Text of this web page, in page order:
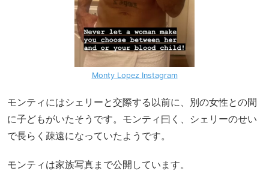
Monty Lopez Instagram
モンティにはシェリーと交際する以前に、別の女性との間
に子どもがいたそうです。モンティ曰く、シェリーのせい
で長らく疎遠になっていたようです。
モンティは家族写真まで公開しています。